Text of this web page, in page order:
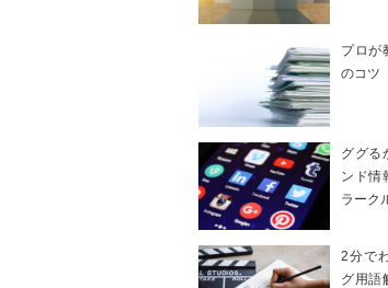
プロが
のコツ
ググる
ンド情
ラーク
2分で
グ用語